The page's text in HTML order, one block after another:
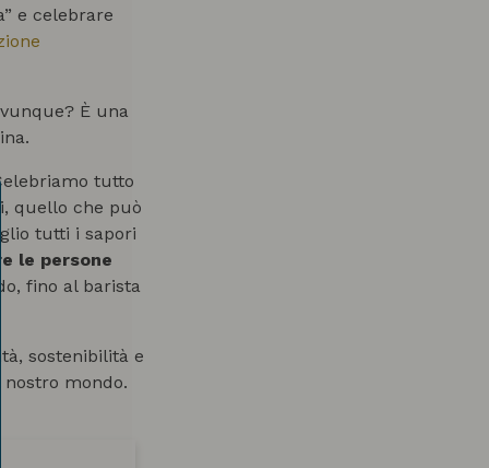
e celebrare
È una
tutto
quello che può
tutti i sapori
le persone
fino al barista
sostenibilità e
mondo.